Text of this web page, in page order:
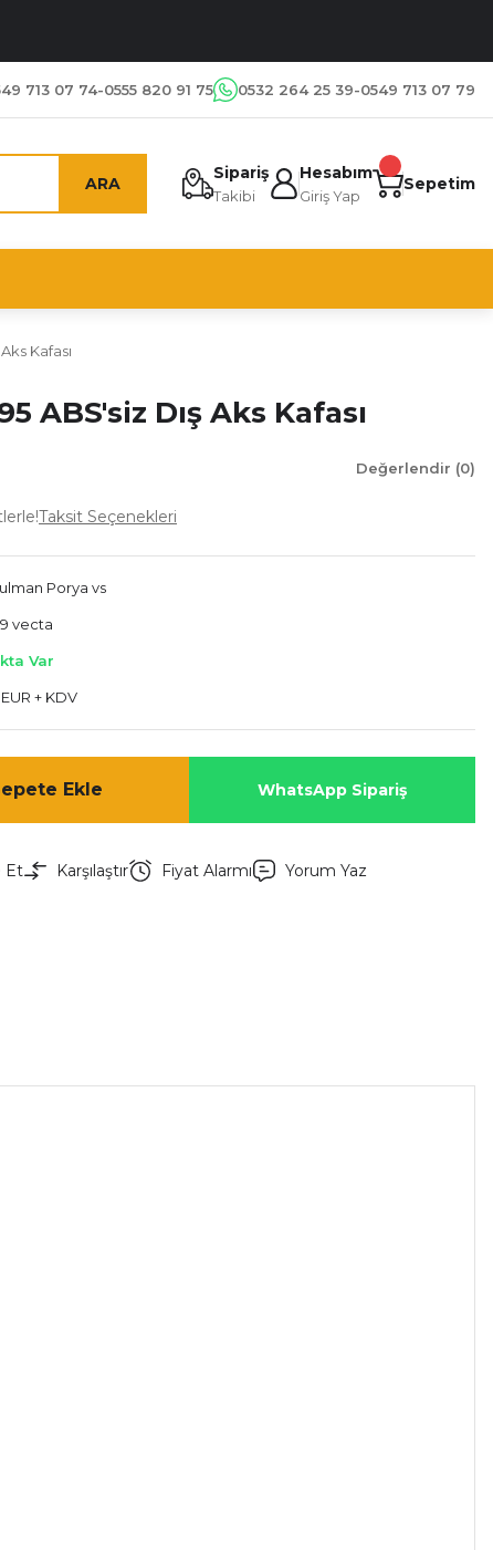
713 07 74-0555 820 91 75 0532 264 25 39-0549 713 07 79
ARA
Sipariş
Takibi
Hesabım
Giriş Yap
Sepetim
Kafası
ABS'siz Dış Aks Kafası
Değerlendir (0)
Taksit Seçenekleri
Porya vs
vecta
Var
+ KDV
Ekle WhatsApp Sipariş
Et Karşılaştır Fiyat Alarmı Yorum Yaz